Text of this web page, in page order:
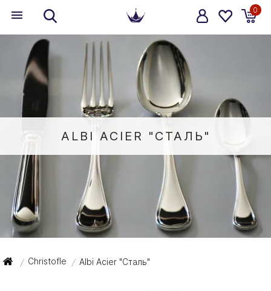
0
ALBI ACIER "СТАЛЬ"
/ Christofle / Albi Acier "Сталь"